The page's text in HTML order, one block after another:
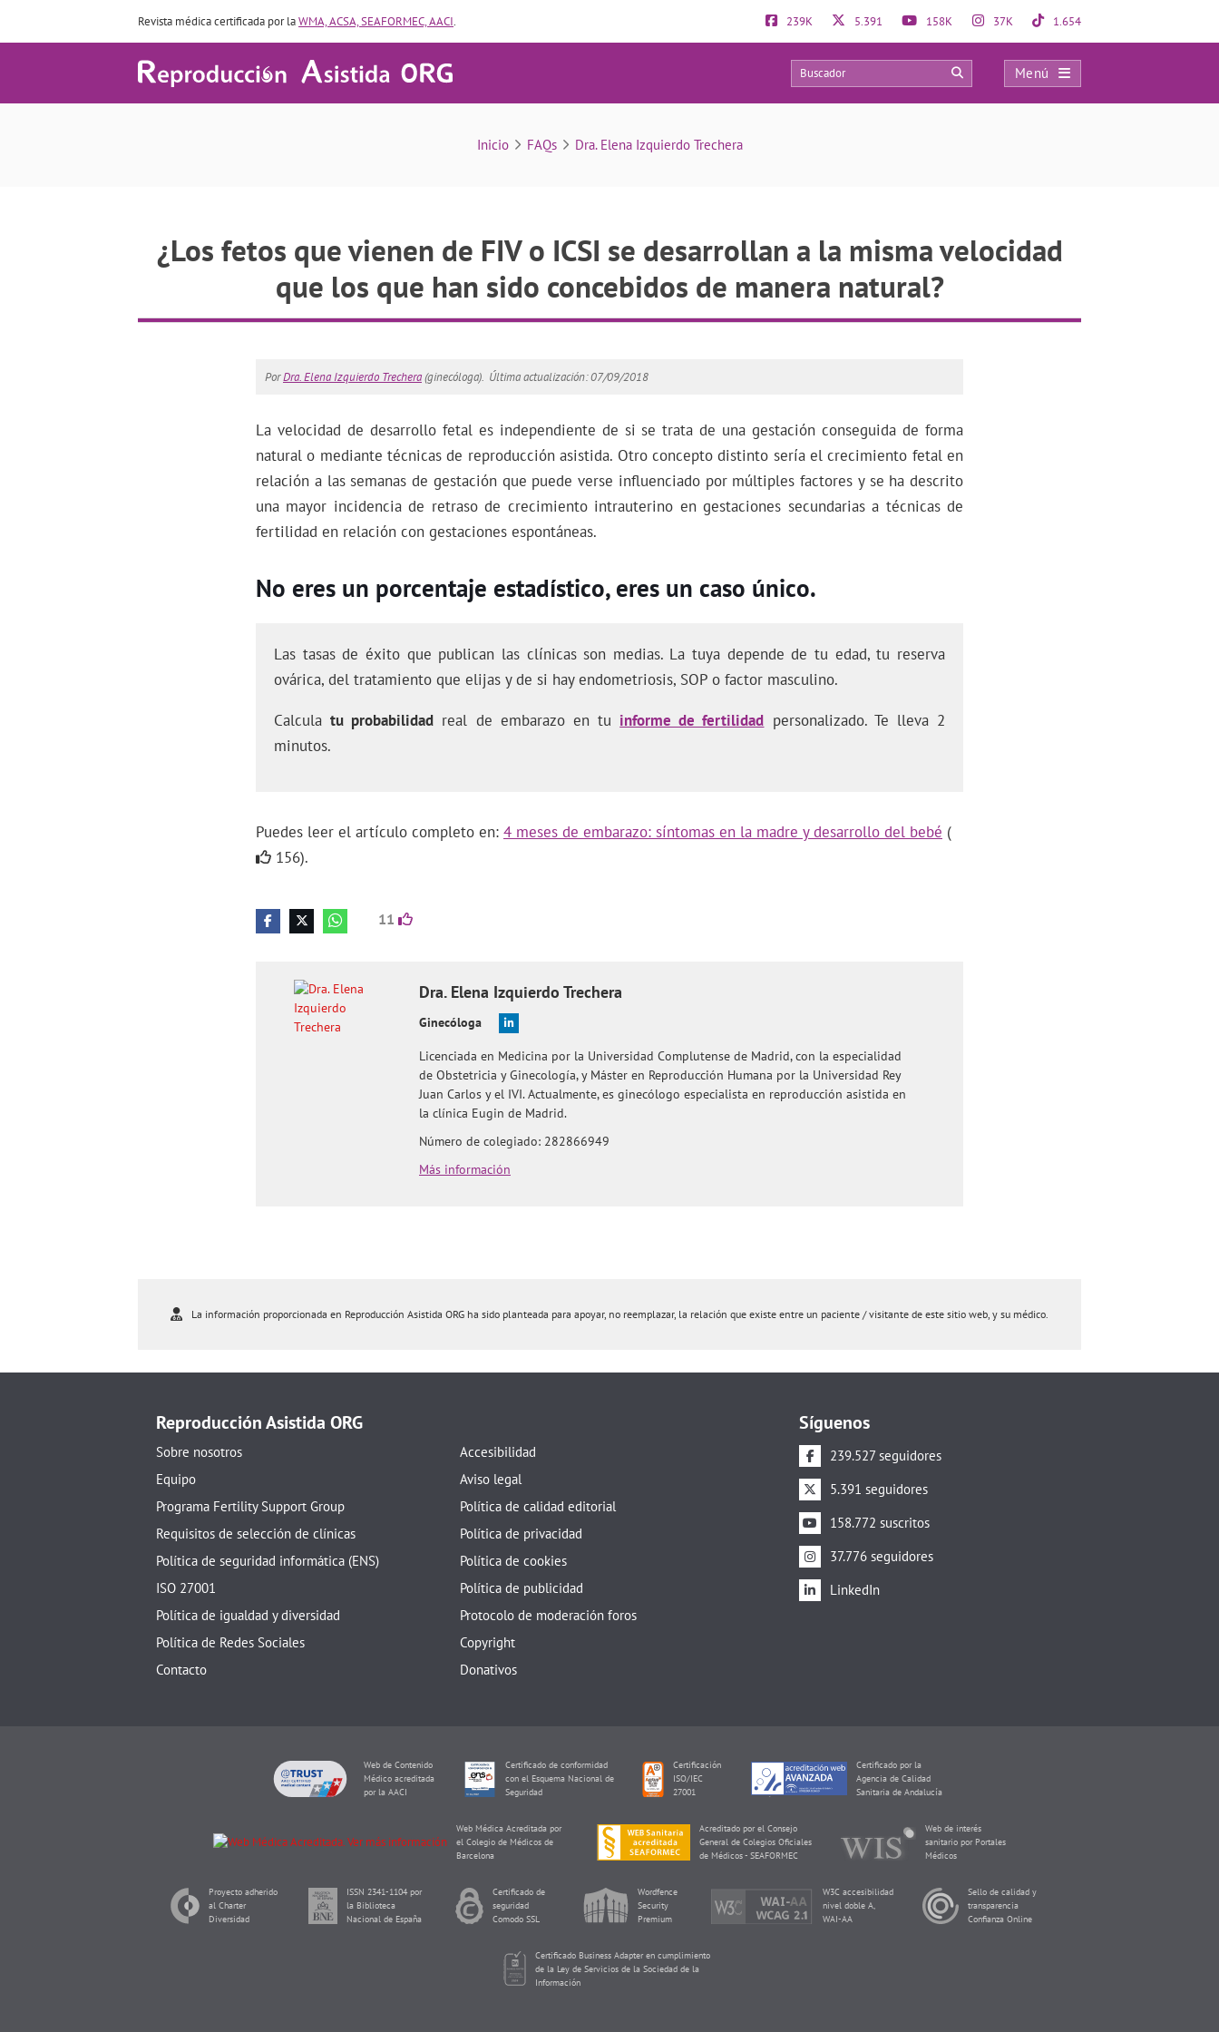
Revista médica certificada por laWMA, ACSA, SEAFORMEC, AACI. 239K 5.391 158K 37K 1.654
Menú
FAQs
138 0
Inicio FAQs Dra. Elena Izquierdo Trechera
¿Los fetos que vienen de FIV o ICSI se desarrollan a la misma velocidad
que los que han sido concebidos de manera natural?
PorDra. Elena Izquierdo Trechera(ginecóloga). Última actualización: 07/09/2018
La velocidad de desarrollo fetal es independiente de si se trata de una gestación conseguida de forma
natural o mediante técnicas de reproducción asistida. Otro concepto distinto sería el crecimiento fetal en
relación a las semanas de gestación que puede verse influenciado por múltiples factores y se ha descrito
una mayor incidencia de retraso de crecimiento intrauterino en gestaciones secundarias a técnicas de
fertilidad en relación con gestaciones espontáneas.
No eres un porcentaje estadístico, eres un caso único.
Las tasas de éxito que publican las clínicas son medias. La tuya depende de tu edad, tu reserva
ovárica, del tratamiento que elijas y de si hay endometriosis, SOP o factor masculino.
Calculatu probabilidad real de embarazo en tu informe de fertilidad personalizado. Te lleva 2
minutos.
Puedes leer el artículo completo en: 4 meses de embarazo: síntomas en la madre y desarrollo del bebé (
156).
11
Dra. Elena Izquierdo Trechera
Ginecóloga
Licenciada en Medicina por la Universidad Complutense de Madrid, con la especialidad
de Obstetricia y Ginecología, y Máster en Reproducción Humana por la Universidad Rey
Juan Carlos y el IVI. Actualmente, es ginecólogo especialista en reproducción asistida en
la clínica Eugin de Madrid.
Número de colegiado: 282866949
Más información
La información proporcionada en Reproducción Asistida ORG ha sido planteada para apoyar, no reemplazar, la relación que existe entre un paciente / visitante de este sitio web, y su médico.
Reproducción Asistida ORG
Sobre nosotros
Equipo
Programa Fertility Support Group
Requisitos de selección de clínicas
Política de seguridad informática (ENS)
ISO 27001
Política de igualdad y diversidad
Política de Redes Sociales
Contacto
Accesibilidad
Aviso legal
Política de calidad editorial
Política de privacidad
Política de cookies
Política de publicidad
Protocolo de moderación foros
Copyright
Donativos
Síguenos
239.527 seguidores
5.391 seguidores
158.772 suscritos
37.776 seguidores
LinkedIn
Web de Contenido
Médico acreditada
por la AACI
Certificado de conformidad
con el Esquema Nacional de
Seguridad
Certificación
ISO/IEC
27001
Certificado por la
Agencia de Calidad
Sanitaria de Andalucía
Web Médica Acreditada por
el Colegio de Médicos de
Barcelona
Acreditado por el Consejo
General de Colegios Oficiales
de Médicos - SEAFORMEC
Web de interés
sanitario por Portales
Médicos
Proyecto adherido
al Charter
Diversidad
ISSN 2341-1104 por
la Biblioteca
Nacional de España
Certificado de
seguridad
Comodo SSL
Wordfence
Security
Premium
W3C accesibilidad
nivel doble A,
WAI-AA
Sello de calidad y
transparencia
Confianza Online
Certificado Business Adapter en cumplimiento
de la Ley de Servicios de la Sociedad de la
Información